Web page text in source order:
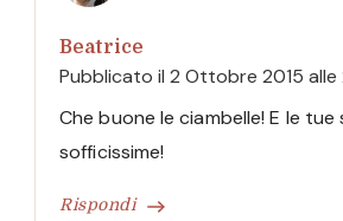
Beatrice
Pubblicato il 2 Ottobre 2015 alle
Rispondi
Che buone le ciambelle! E le
sofficissime!